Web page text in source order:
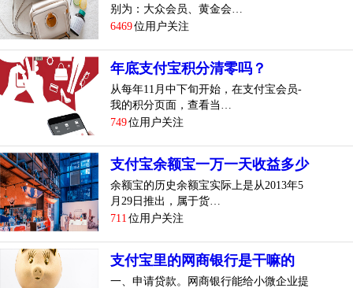
别为：大众会员、黄金会…
6469位用户关注
年底支付宝积分清零吗？
从每年11月中下旬开始，在支付宝会员-
我的积分页面，查看当…
749位用户关注
支付宝余额宝一万一天收益多少
余额宝的历史余额宝实际上是从2013年5
月29日推出，属于货…
711 位用户关注
支付宝里的网商银行是干嘛的
一、申请贷款。网商银行能给小微企业提